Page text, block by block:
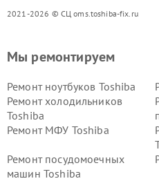
2021-2026 © СЦ oms.toshiba-fix.ru
Мы ремонтируем
Ремонт ноутбуков Toshiba
Ремонт холодильников
Toshiba
Ремонт МФУ Toshiba
Ремонт посудомоечных
машин Toshiba